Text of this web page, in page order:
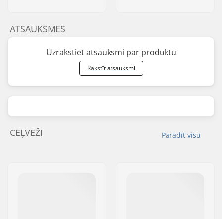
ATSAUKSMES
Uzrakstiet atsauksmi par produktu
Rakstīt atsauksmi
Parādīt visu
CEĻVEŽI